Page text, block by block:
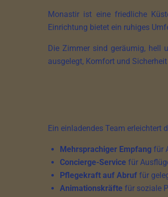
Monastir ist eine friedliche
Einrichtung bietet ein ruhiges
Die Zimmer sind geräumig, hell
ausgelegt, Komfort und
Ein einladendes Team erleichtert
Mehrsprachiger Empfang für
Concierge-Service für
Pflegekraft auf Abruf für
Animationskräfte für soziale